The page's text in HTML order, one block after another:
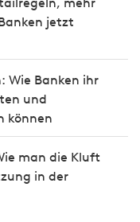
jetzt
Wie Banken ihr
und
können
man die Kluft
in der